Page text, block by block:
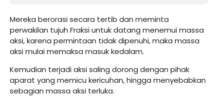
Mereka berorasi secara tertib dan meminta
perwakilan tujuh Fraksi untuk datang menemui massa
aksi, karena permintaan tidak dipenuhi, maka massa
aksi mulai memaksa masuk kedalam.
Kemudian terjadi aksi saling dorong dengan pihak
aparat yang memicu kericuhan, hingga menyebabkan
sebagian massa aksi terluka.